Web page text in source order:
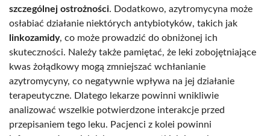
szczególnej ostrożności. Dodatkowo, azytromycyna może
osłabiać działanie niektórych antybiotyków, takich jak
linkozamidy, co może prowadzić do obniżonej ich
skuteczności. Należy także pamiętać, że leki zobojętniające
kwas żołądkowy mogą zmniejszać wchłanianie
azytromycyny, co negatywnie wpływa na jej działanie
terapeutyczne. Dlatego lekarze powinni wnikliwie
analizować wszelkie potwierdzone interakcje przed
przepisaniem tego leku. Pacjenci z kolei powinni